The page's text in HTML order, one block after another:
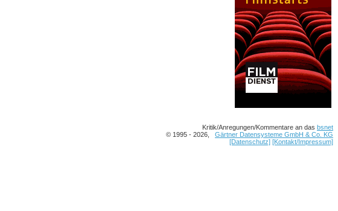
Kritik/Anregungen/Kommentare an das bsnet
© 1995 - 2026, Gärtner Datensysteme GmbH & Co. KG
[Datenschutz] [Kontakt/Impressum]